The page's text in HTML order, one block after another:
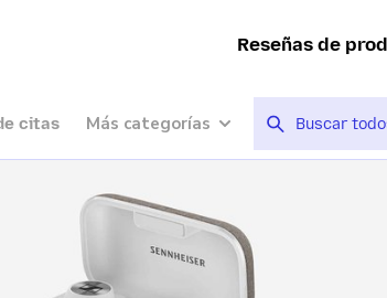
Reseñas de
citas Más categorías